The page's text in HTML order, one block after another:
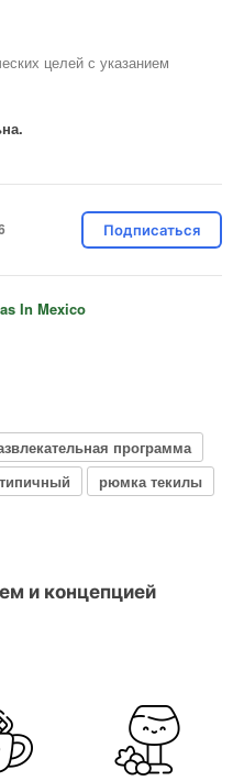
целей с указанием
Подписаться
In Mexico
программа
типичный
рюмка текилы
и концепцией